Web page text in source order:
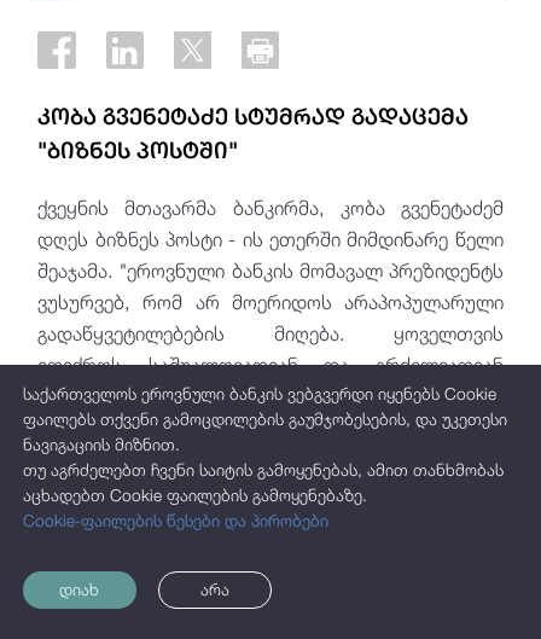
კობა გვენეტაძე სტუმრად გადაცემა
"ბიზნეს პოსტში"
ქვეყნის მთავარმა ბანკირმა, კობა გვენეტაძემ
დღეს ბიზნეს პოსტი - ის ეთერში მიმდინარე წელი
შეაჯამა. "ეროვნული ბანკის მომავალ პრეზიდენტს
ვუსურვებ, რომ არ მოერიდოს არაპოპულარული
გადაწყვეტილებების მიღება. ყოველთვის
იფიქროს საშუალოვადიან და გრძელვადიან
გეგმებზე", - კობა გვენეტაძე.
საქართველოს ეროვნული ბანკის ვებგვერდი იყენებს Cookie
ფაილებს თქვენი გამოცდილების გაუმჯობესების, და უკეთესი
ნავიგაციის მიზნით.
თუ აგრძელებთ ჩვენი საიტის გამოყენებას, ამით თანხმობას
აცხადებთ Cookie ფაილების გამოყენებაზე.
Cookie-ფაილების წესები და პირობები
დიახ არა